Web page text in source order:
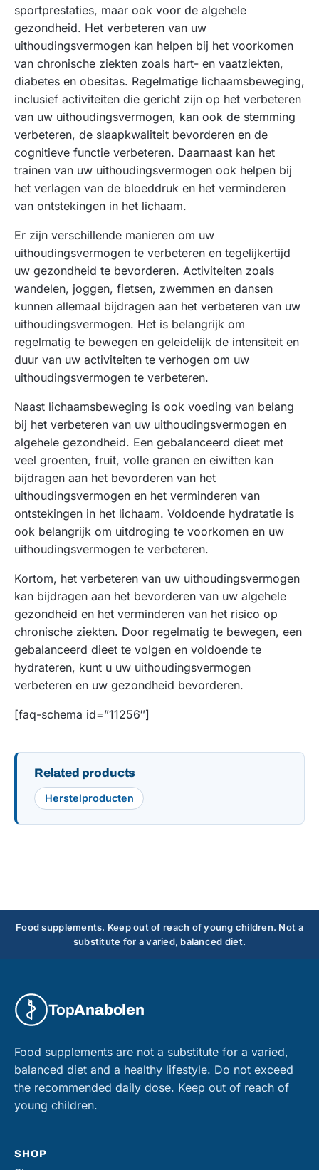
sportprestaties, maar ook voor de algehele
gezondheid. Het verbeteren van uw
uithoudingsvermogen kan helpen bij het voorkomen
van chronische ziekten zoals hart- en vaatziekten,
diabetes en obesitas. Regelmatige lichaamsbeweging,
inclusief activiteiten die gericht zijn op het verbeteren
van uw uithoudingsvermogen, kan ook de stemming
verbeteren, de slaapkwaliteit bevorderen en de
cognitieve functie verbeteren. Daarnaast kan het
trainen van uw uithoudingsvermogen ook helpen bij
het verlagen van de bloeddruk en het verminderen
van ontstekingen in het lichaam.
Er zijn verschillende manieren om uw
uithoudingsvermogen te verbeteren en tegelijkertijd
uw gezondheid te bevorderen. Activiteiten zoals
wandelen, joggen, fietsen, zwemmen en dansen
kunnen allemaal bijdragen aan het verbeteren van uw
uithoudingsvermogen. Het is belangrijk om
regelmatig te bewegen en geleidelijk de intensiteit en
duur van uw activiteiten te verhogen om uw
uithoudingsvermogen te verbeteren.
Naast lichaamsbeweging is ook voeding van belang
bij het verbeteren van uw uithoudingsvermogen en
algehele gezondheid. Een gebalanceerd dieet met
veel groenten, fruit, volle granen en eiwitten kan
bijdragen aan het bevorderen van het
uithoudingsvermogen en het verminderen van
ontstekingen in het lichaam. Voldoende hydratatie is
ook belangrijk om uitdroging te voorkomen en uw
uithoudingsvermogen te verbeteren.
Kortom, het verbeteren van uw uithoudingsvermogen
kan bijdragen aan het bevorderen van uw algehele
gezondheid en het verminderen van het risico op
chronische ziekten. Door regelmatig te bewegen, een
gebalanceerd dieet te volgen en voldoende te
hydrateren, kunt u uw uithoudingsvermogen
verbeteren en uw gezondheid bevorderen.
[faq-schema id=”11256″]
Related products
Herstelproducten
Food supplements. Keep out of reach of young children. Not a
substitute for a varied, balanced diet.
TopAnabolen
Food supplements are not a substitute for a varied,
balanced diet and a healthy lifestyle. Do not exceed
the recommended daily dose. Keep out of reach of
young children.
SHOP